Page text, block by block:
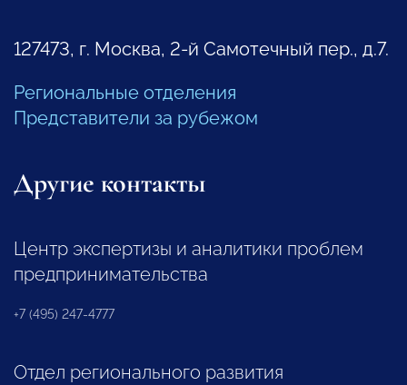
127473, г. Москва, 2-й Самотечный пер., д.7.
Региональные отделения
Представители за рубежом
Другие контакты
Центр экспертизы и аналитики проблем
предпринимательства
+7 (495) 247-4777
Отдел регионального развития